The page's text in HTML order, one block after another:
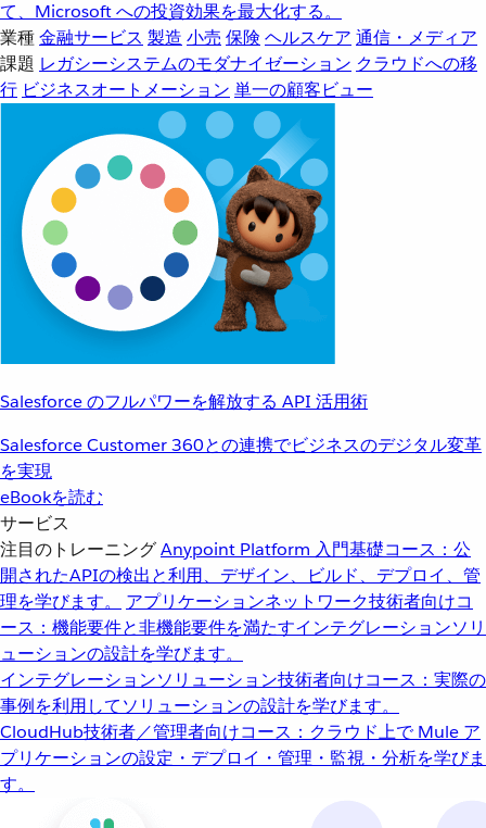
て、Microsoft への投資効果を最大化する。
業種金融サービス 製造 小売 保険 ヘルスケア 通信・メディア
課題 レガシーシステムのモダナイゼーション クラウドへの移
行 ビジネスオートメーション 単一の顧客ビュー
Salesforce のフルパワーを解放する API 活用術
Salesforce Customer 360との連携でビジネスのデジタル変革
を実現
eBookを読む
サービス
注目のトレーニングAnypoint Platform 入門基礎コース：公
開されたAPIの検出と利用、デザイン、ビルド、デプロイ、管
理を学びます。
アプリケーションネットワーク技術者向けコ
ース：機能要件と非機能要件を満たすインテグレーションソリ
ューションの設計を学びます。
インテグレーションソリューション技術者向けコース：実際の
事例を利用してソリューションの設計を学びます。
CloudHub技術者／管理者向けコース：クラウド上で Mule ア
プリケーションの設定・デプロイ・管理・監視・分析を学びま
す。